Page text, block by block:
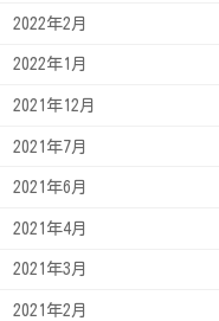
2022年2月
2022年1月
2021年12月
2021年7月
2021年6月
2021年4月
2021年3月
2021年2月